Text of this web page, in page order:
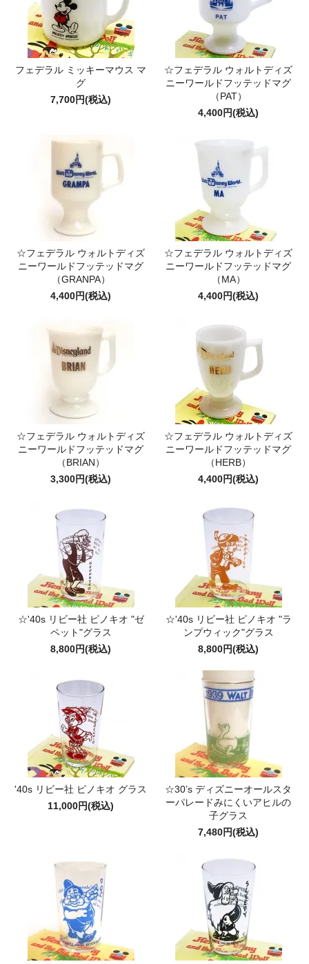
フェデラル ミッキーマウス マ
グ
7,700円(税込)
☆フェデラル ウォルトディズ
ニーワールドフッテッドマグ
（PAT）
4,400円(税込)
☆フェデラル ウォルトディズ
ニーワールドフッテッドマグ
（GRANPA）
4,400円(税込)
☆フェデラル ウォルトディズ
ニーワールドフッテッドマグ
（MA）
4,400円(税込)
☆フェデラル ウォルトディズ
ニーワールドフッテッドマグ
（BRIAN）
3,300円(税込)
☆フェデラル ウォルトディズ
ニーワールドフッテッドマグ
（HERB）
4,400円(税込)
☆'40s リビー社 ピノキオ "ゼ
ペット"グラス
8,800円(税込)
☆'40s リビー社 ピノキオ "ラ
ンプウィック"グラス
8,800円(税込)
'40s リビー社 ピノキオ グラス
11,000円(税込)
☆30’s ディズニーオールスタ
ーパレードみにくいアヒルの
子グラス
7,480円(税込)